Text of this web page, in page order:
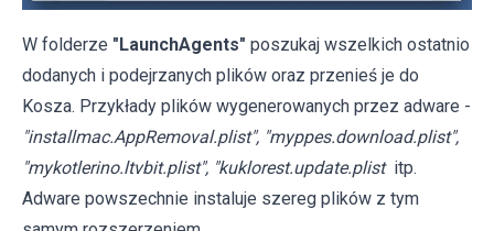
W folderze "LaunchAgents" poszukaj wszelkich ostatnio
dodanych i podejrzanych plików oraz przenieś je do
Kosza. Przykłady plików wygenerowanych przez adware -
"installmac.AppRemoval.plist", "myppes.download.plist",
"mykotlerino.ltvbit.plist", "kuklorest.update.plist itp.
Adware powszechnie instaluje szereg plików z tym